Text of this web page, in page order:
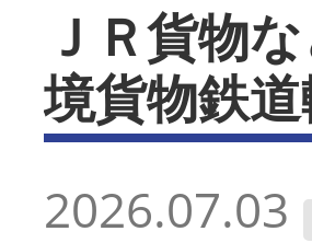
ＪＲ貨物
境貨物鉄
2026.07.03